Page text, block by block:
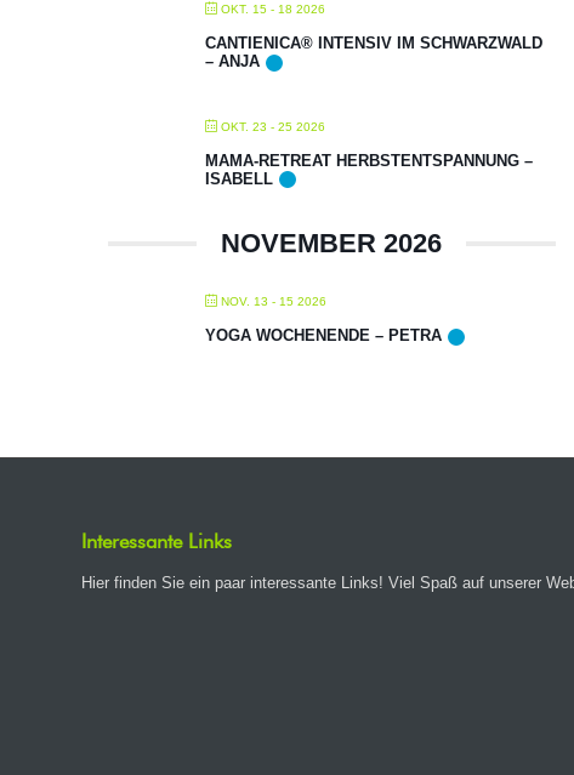
OKT. 15 - 18 2026
CANTIENICA® INTENSIV IM SCHWARZWALD
– ANJA
OKT. 23 - 25 2026
MAMA-RETREAT HERBSTENTSPANNUNG –
ISABELL
NOVEMBER 2026
NOV. 13 - 15 2026
YOGA WOCHENENDE – PETRA
Interessante Links
Hier finden Sie ein paar interessante Links! Viel Spaß auf unserer